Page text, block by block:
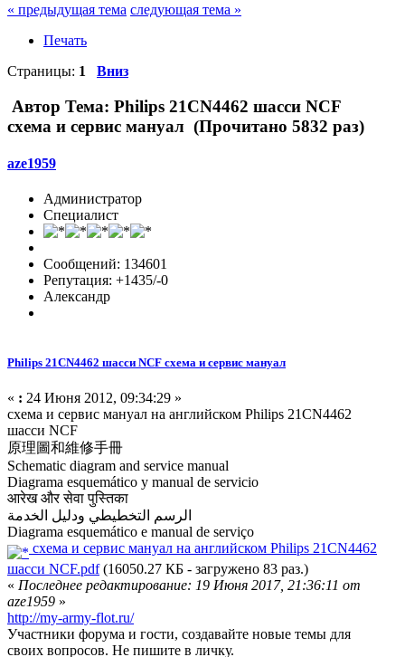
« предыдущая тема следующая тема »
Печать
Страницы: 1 Вниз
Автор Тема: Philips 21CN4462 шасси NCF
схема и сервис мануал (Прочитано 5832 раз)
aze1959
Администратор
Специалист
Сообщений: 134601
Репутация: +1435/-0
Александр
Philips 21CN4462 шасси NCF схема и сервис мануал
« : 24 Июня 2012, 09:34:29 »
схема и сервис мануал на английском Philips 21CN4462
шасси NCF
原理圖和維修手冊
Schematic diagram and service manual
Diagrama esquemático y manual de servicio
आरेख और सेवा पुस्तिका
الرسم التخطيطي ودليل الخدمة
Diagrama esquemático e manual de serviço
схема и сервис мануал на английском Philips 21CN4462
шасси NCF.pdf(16050.27 КБ - загружено 83 раз.)
« Последнее редактирование: 19 Июня 2017, 21:36:11 от
aze1959 »
http://my-army-flot.ru/
Участники форума и гости, создавайте новые темы для
своих вопросов. Не пишите в личку.